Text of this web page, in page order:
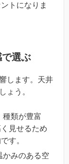
トになりま
選ぶ
します。天井
ょう。
種類が豊富
見せるため
す。
かみのある空